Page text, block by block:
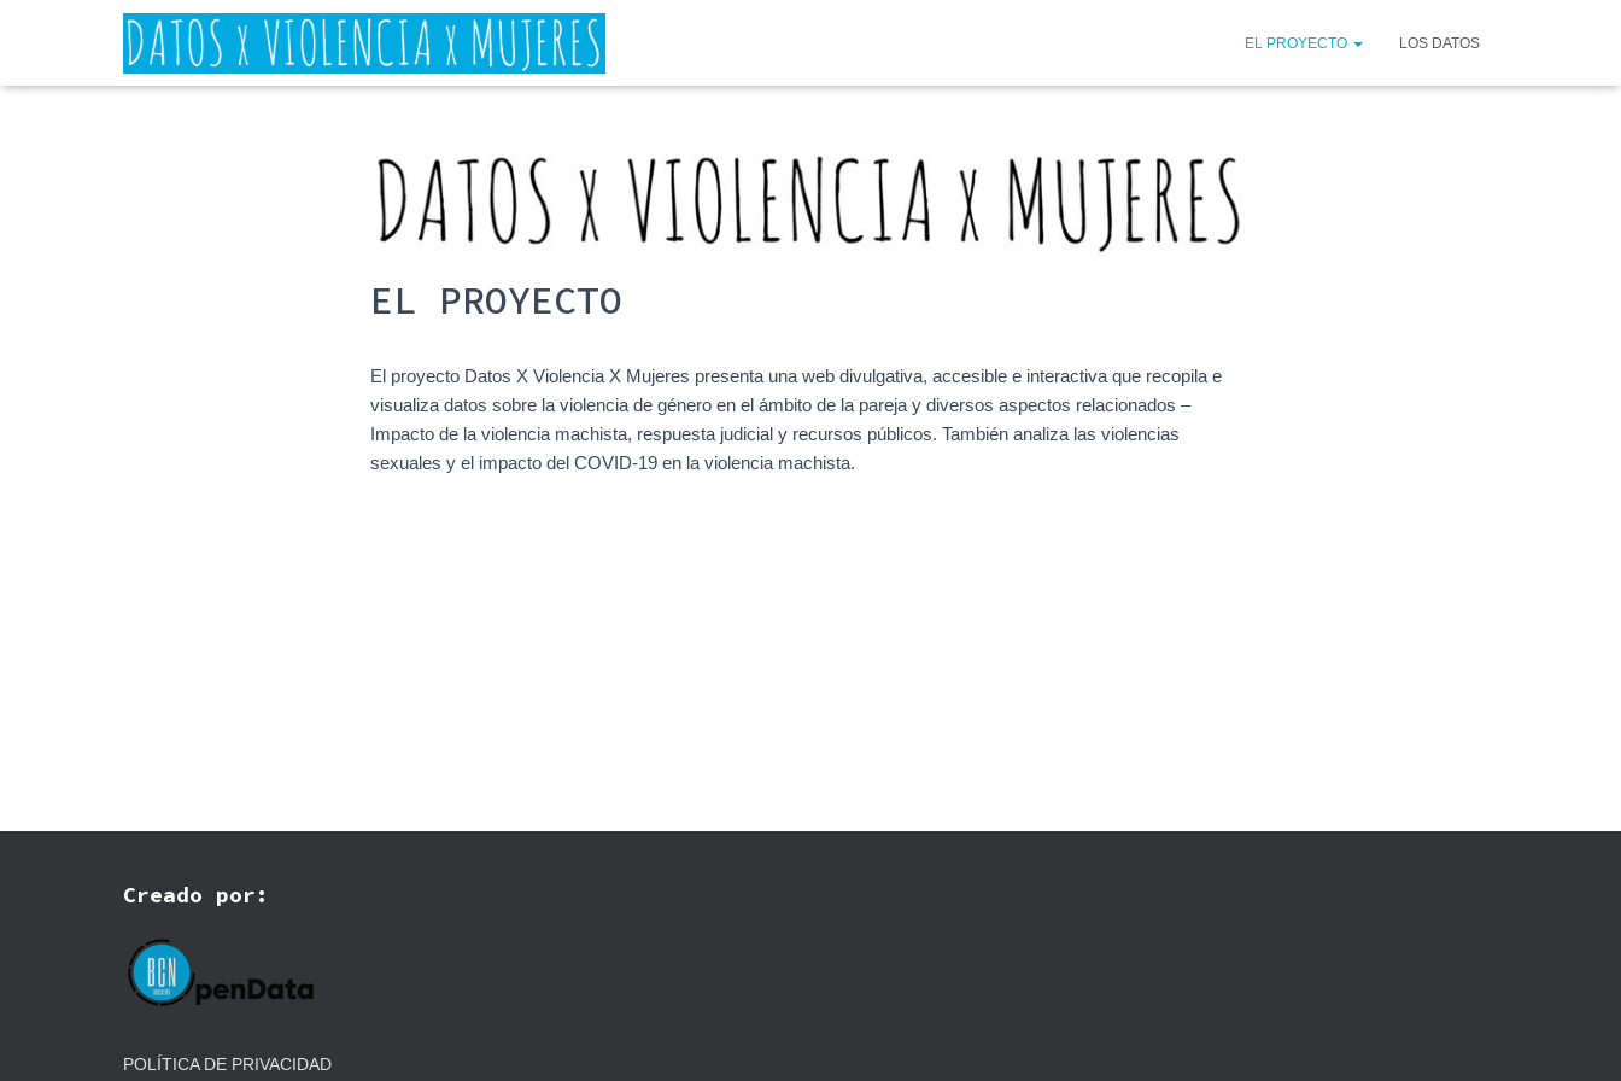
EL PROYECTO LOS DATOS
EL PROYECTO
El proyecto Datos X Violencia X Mujeres presenta una web divulgativa, accesible e interactiva que recopila e
visualiza datos sobre la violencia de género en el ámbito de la pareja y diversos aspectos relacionados –
Impacto de la violencia machista, respuesta judicial y recursos públicos. También analiza las violencias
sexuales y el impacto del COVID-19 en la violencia machista.
Creado por:
POLÍTICA DE PRIVACIDAD